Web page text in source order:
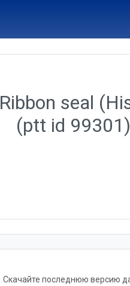
Ribbon seal
(ptt id
Скачайте последнюю версию